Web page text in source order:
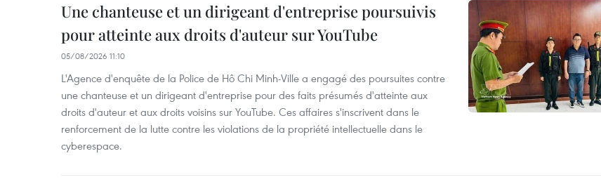
Une chanteuse et un dirigeant d'entreprise poursuivis
pour atteinte aux droits d'auteur sur YouTube
05/08/2026 11:10
L'Agence d'enquête de la Police de Hô Chi Minh-Ville a engagé des poursuites contre
une chanteuse et un dirigeant d'entreprise pour des faits présumés d'atteinte aux
droits d'auteur et aux droits voisins sur YouTube. Ces affaires s'inscrivent dans le
renforcement de la lutte contre les violations de la propriété intellectuelle dans le
cyberespace.